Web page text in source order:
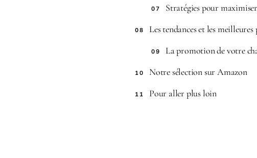
07 Stratégies pour
08 Les tendances et les
09 La promotion de votre
10 Notre sélection sur Amazon
11 Pour aller plus loin